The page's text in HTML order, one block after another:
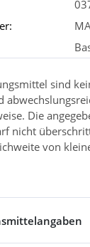
sind
Die
nicht
von